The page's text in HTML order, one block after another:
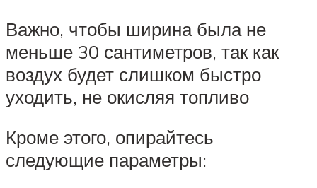
Важно, чтобы ширина была не
меньше 30 сантиметров, так как
воздух будет слишком быстро
уходить, не окисляя топливо
Кроме этого, опирайтесь
следующие параметры: